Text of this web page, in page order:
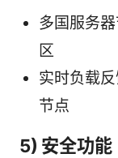
多国服务
区
实时负载
节点
5) 安全功能